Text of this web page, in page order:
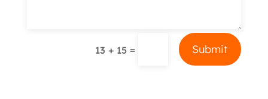
13 + 15 = Submit